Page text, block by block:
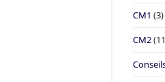
CM1 (3)
CM2